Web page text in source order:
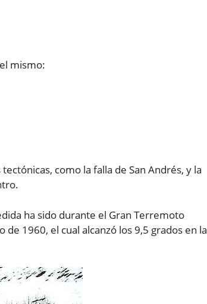
mismo:
como la falla de San Andrés, y la
ha sido durante el Gran Terremoto
1960, el cual alcanzó los 9,5 grados en la